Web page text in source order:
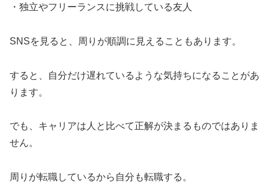
・独立やフリーランスに挑戦している友人
SNSを見ると、周りが順調に見えることもあります。
すると、自分だけ遅れているような気持ちになることがあ
ります。
でも、キャリアは人と比べて正解が決まるものではありま
せん。
周りが転職しているから自分も転職する。